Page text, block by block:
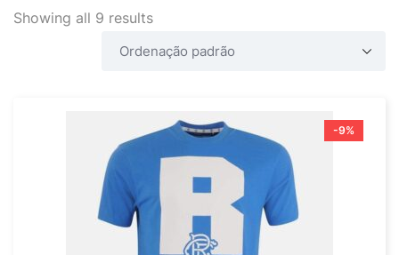
Showing all 9 results
-9%